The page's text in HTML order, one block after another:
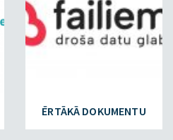
ĒRTĀKĀ DOKUMENTU